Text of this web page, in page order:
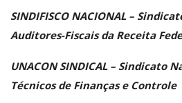
SINDIFISCO NACIONAL –
Auditores-Fiscais da Receita
UNACON SINDICAL – Sindicato
Técnicos de Finanças e Controle